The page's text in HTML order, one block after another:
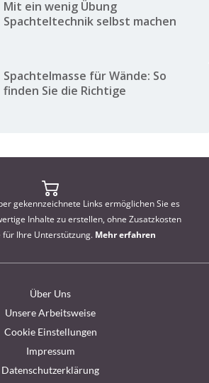
Mit ein wenig Übung
Spachteltechnik selbst machen
Spachtelmasse für Wände: So
finden Sie die Richtige
gekennzeichnete Links ermöglichen Sie es
Inhalte zu erstellen, ohne Zusatzkosten
für Ihre Unterstützung. Mehr erfahren
Über Uns
Unsere Arbeitsweise
Cookie Einstellungen
Impressum
Datenschutzerklärung